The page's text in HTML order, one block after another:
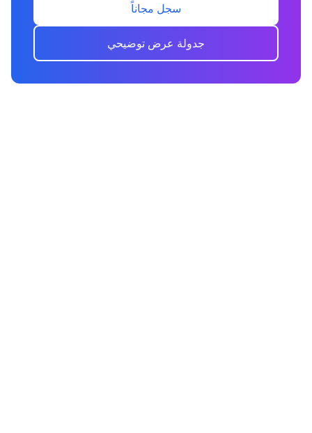
سجل مجاناً
جدولة عرض توضيحي